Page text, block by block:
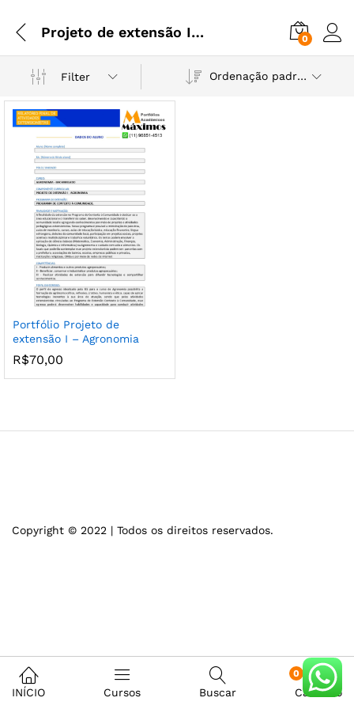
Projeto de extensão I - Agronomia 0
Filter Ordenação padrão
Portfólio Projeto de
extensão I – Agronomia
R$70,00
Copyright © 2022 | Todos os direitos reservados.
INÍCIO Cursos Buscar
0
Carrinho